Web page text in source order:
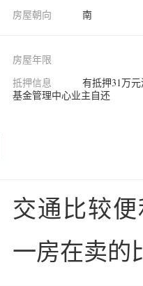
房屋朝向 南
房屋年限
抵押信息
有抵押31万
基金管理中心业主自还
交通比较
一房在卖的